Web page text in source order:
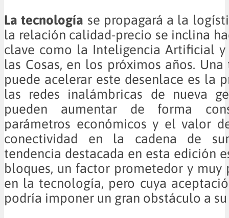
La tecnología se propagará a la
la relación calidad-precio se inclina
clave como la Inteligencia Artificial
las Cosas, en los próximos años.
puede acelerar este desenlace es la
las redes inalámbricas de nueva
pueden aumentar de forma
parámetros económicos y el valor
conectividad en la cadena de
tendencia destacada en esta edición
bloques, un factor prometedor y muy
en la tecnología, pero cuya
podría imponer un gran obstáculo a